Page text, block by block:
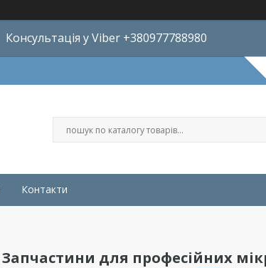
Консультація у Viber +380977788980
Контакти
Запчастини для професійних